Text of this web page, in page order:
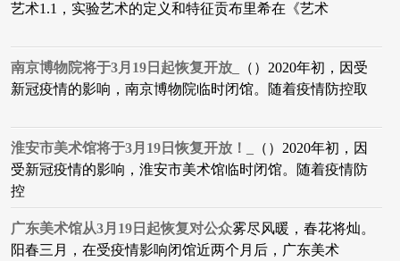
艺术1.1，实验艺术的定义和特征贡布里希在《艺术
南京博物院将于3月19日起恢复开放_
（）2020年初，因受
新冠疫情的影响，南京博物院临时闭馆。随着疫情防控取
淮安市美术馆将于3月19日恢复开放！_
（）2020年初，因
受新冠疫情的影响，淮安市美术馆临时闭馆。随着疫情防
控
广东美术馆从3月19日起恢复对公众雾尽风暖，春花将灿。
阳春三月，在受疫情影响闭馆近两个月后，广东美术